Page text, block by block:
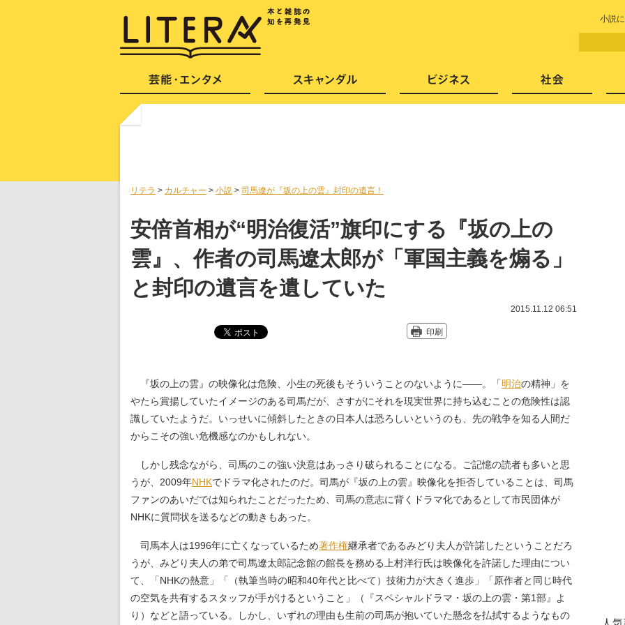
小説
リテラ > カルチャー > 小説 > 司馬遼が『坂の上の雲』封印の遺言！
安倍首相が“明治復活”旗印にする『坂の上の
雲』、作者の司馬遼太郎が「軍国主義を煽る」
と封印の遺言を遺していた
2015.11.12 06:51
印刷
『坂の上の雲』の映像化は危険、小生の死後もそういうことのないように――。「明治の精神」を
やたら賞揚していたイメージのある司馬だが、さすがにそれを現実世界に持ち込むことの危険性は認
識していたようだ。いっせいに傾斜したときの日本人は恐ろしいというのも、先の戦争を知る人間だ
からこその強い危機感なのかもしれない。
しかし残念ながら、司馬のこの強い決意はあっさり破られることになる。ご記憶の読者も多いと思
うが、2009年NHKでドラマ化されたのだ。司馬が『坂の上の雲』映像化を拒否していることは、司馬
ファンのあいだでは知られたことだったため、司馬の意志に背くドラマ化であるとして市民団体が
NHKに質問状を送るなどの動きもあった。
司馬本人は1996年に亡くなっているため著作権継承者であるみどり夫人が許諾したということだろ
うが、みどり夫人の弟で司馬遼太郎記念館の館長を務める上村洋行氏は映像化を許諾した理由につい
て、「NHKの熱意」「（執筆当時の昭和40年代と比べて）技術力が大きく進歩」「原作者と同じ時代
の空気を共有するスタッフが手がけるということ」（『スペシャルドラマ・坂の上の雲・第1部』よ
り）などと語っている。しかし、いずれの理由も生前の司馬が抱いていた懸念を払拭するようなもの
芸能・エンタメ スキャンダル